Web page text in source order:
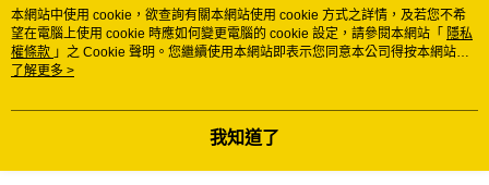
熱門標籤
本網站中使用 cookie，欲查詢有關本網站使用 cookie 方式之詳情，及若您不希
望在電腦上使用 cookie 時應如何變更電腦的 cookie 設定，請參閱本網站「 隱私
權條款 」之 Cookie 聲明。您繼續使用本網站即表示您同意本公司得按本網站使
用條款之 Cookie 聲明使用 cookie。
了解更多 >
我知道了